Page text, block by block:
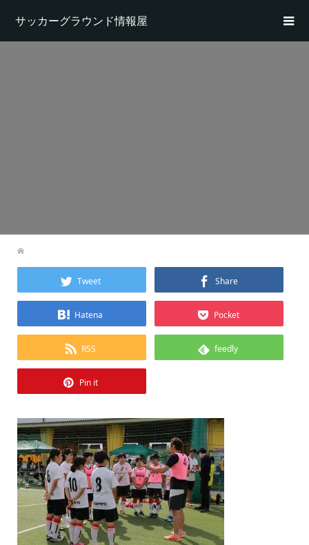
サッカーグラウンド情報屋
Tweet Share
Hatena Pocket
RSS feedly
Pin it